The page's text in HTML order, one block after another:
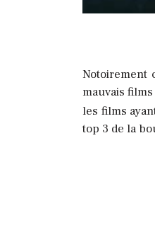
Notoirement
mauvais
les films
top 3 de la